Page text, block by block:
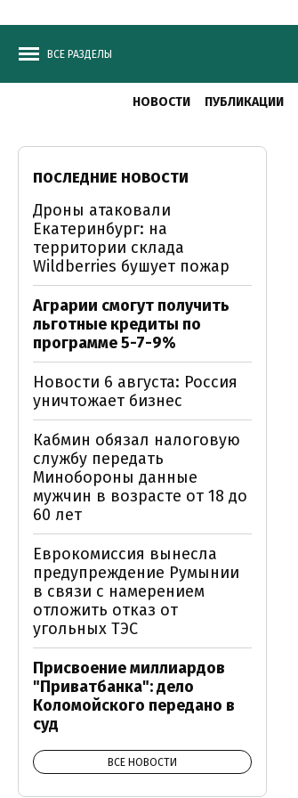
ВСЕ РАЗДЕЛЫ
НОВОСТИ ПУБЛИКАЦИИ
ПОСЛЕДНИЕ НОВОСТИ
Дроны атаковали
Екатеринбург: на
территории склада
Wildberries бушует пожар
Аграрии смогут получить
льготные кредиты по
программе 5-7-9%
Новости 6 августа: Россия
уничтожает бизнес
Кабмин обязал налоговую
службу передать
Минобороны данные
мужчин в возрасте от 18 до
60 лет
Еврокомиссия вынесла
предупреждение Румынии
в связи с намерением
отложить отказ от
угольных ТЭС
Присвоение миллиардов
"Приватбанка": дело
Коломойского передано в
суд
ВСЕ НОВОСТИ